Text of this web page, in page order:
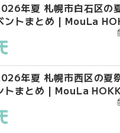
年夏 札幌市白石区の
ントまとめ | MouLa
年夏 札幌市西区の夏
トまとめ | MouLa
2026年
ントま
2026年
ントま
2026年
ントま
2026年
ントま